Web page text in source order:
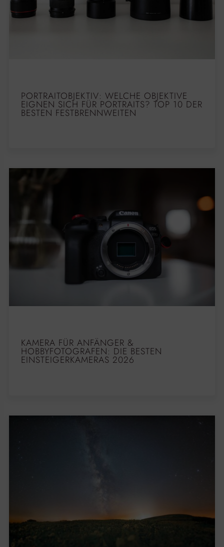
PORTRAITOBJEKTIV: WELCHE OBJEKTIVE
EIGNEN SICH FÜR PORTRAITS? TOP 10 DER
BESTEN FESTBRENNWEITEN
KAMERA FÜR ANFÄNGER &
HOBBYFOTOGRAFEN: DIE BESTEN
EINSTEIGERKAMERAS 2026